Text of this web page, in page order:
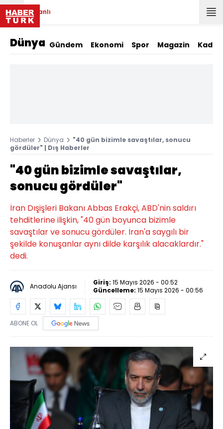
Canlı
Dünya Gündem Ekonomi Spor Magazin Kadın
Haberler Dünya
"40 gün bizimle savaştılar, sonucu
gördüler" | Dış Haberler
"40 gün bizimle savaştılar,
sonucu gördüler"
İran Dışişleri Bakanı Abbas Erakçi, ABD'nin saldırı
tehditlerine ilişkin, "40 gün boyunca bizimle
savaştılar ve sonucu gördüler. İran'a saygılı bir
şekilde konuşanlar aynı dilde karşılık alacaklardır."
dedi.
Anadolu Ajansı Giriş: 15 Mayıs 2026 - 00:52
Güncelleme: 15 Mayıs 2026 - 00:56
ABONE OL